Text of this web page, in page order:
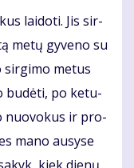
lai­do­ti. Jis sir­
me­tų gy­ve­no su
sir­gi­mo me­tus
bu­dė­ti, po ke­tu­
nuo­vo­kus ir pro­
ma­no au­sy­se